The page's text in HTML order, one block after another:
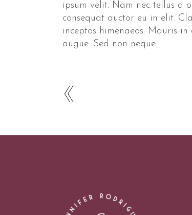
ipsum velit. Nam nec tellus a
consequat auctor eu in elit.
inceptos himenaeos. Mauris
augue. Sed non neque.